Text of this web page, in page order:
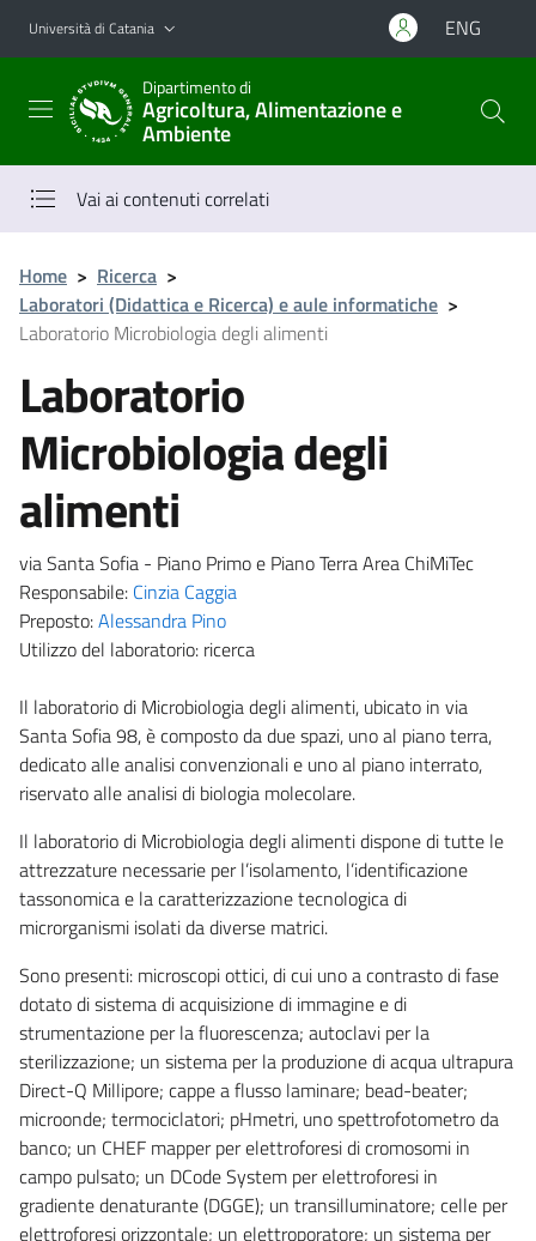
Vai al contenuto principale
Vai al menu di navigazione
Università di Catania ENG
Dipartimento di
Agricoltura, Alimentazione e
Ambiente
Vai ai contenuti correlati
Home > Ricerca >
Laboratori (Didattica e Ricerca) e aule informatiche >
Laboratorio Microbiologia degli alimenti
Laboratorio
Microbiologia degli
alimenti
via Santa Sofia - Piano Primo e Piano Terra Area ChiMiTec
Responsabile: Cinzia Caggia
Preposto:Alessandra Pino
Utilizzo del laboratorio: ricerca
Il laboratorio di Microbiologia degli alimenti, ubicato in via
Santa Sofia 98, è composto da due spazi, uno al piano terra,
dedicato alle analisi convenzionali e uno al piano interrato,
riservato alle analisi di biologia molecolare.
Il laboratorio di Microbiologia degli alimenti dispone di tutte le
attrezzature necessarie per l’isolamento, l’identificazione
tassonomica e la caratterizzazione tecnologica di
microrganismi isolati da diverse matrici.
Sono presenti: microscopi ottici, di cui uno a contrasto di fase
dotato di sistema di acquisizione di immagine e di
strumentazione per la fluorescenza; autoclavi per la
sterilizzazione; un sistema per la produzione di acqua ultrapura
Direct-Q Millipore; cappe a flusso laminare; bead-beater;
microonde; termociclatori; pHmetri, uno spettrofotometro da
banco; un CHEF mapper per elettroforesi di cromosomi in
campo pulsato; un DCode System per elettroforesi in
gradiente denaturante (DGGE); un transilluminatore; celle per
elettroforesi orizzontale; un elettroporatore; un sistema per